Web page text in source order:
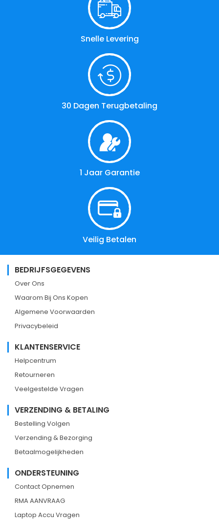
Snelle Levering
30 Dagen Terugbetaling
1 Jaar Garantie
Veilig Betalen
BEDRIJFSGEGEVENS
Over Ons
Waarom Bij Ons Kopen
Algemene Voorwaarden
Privacybeleid
KLANTENSERVICE
Helpcentrum
Retourneren
Veelgestelde Vragen
VERZENDING & BETALING
Bestelling Volgen
Verzending & Bezorging
Betaalmogelijkheden
ONDERSTEUNING
Contact Opnemen
RMA AANVRAAG
Laptop Accu Vragen